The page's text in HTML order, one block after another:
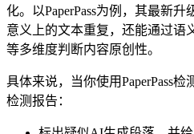
化。以PaperPass为例，其最新
意义上的文本重复，还能通过语
等多维度判断内容原创性。
具体来说，当你使用PaperPass
检测报告：